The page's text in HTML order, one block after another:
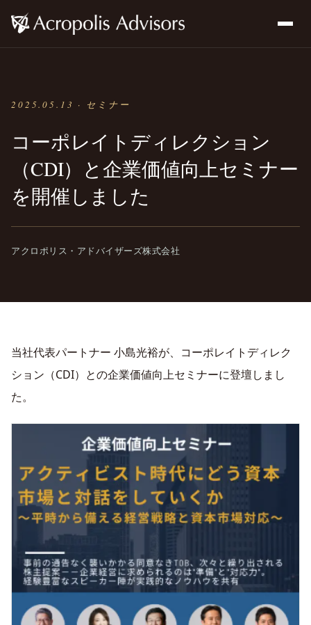
2025.05.13 · セミナー
コーポレイトディレクション
（CDI）と企業価値向上セミナー
を開催しました
アクロポリス・アドバイザーズ株式会社
当社代表パートナー 小島光裕が、コーポレイトディレク
ション（CDI）との企業価値向上セミナーに登壇しまし
た。